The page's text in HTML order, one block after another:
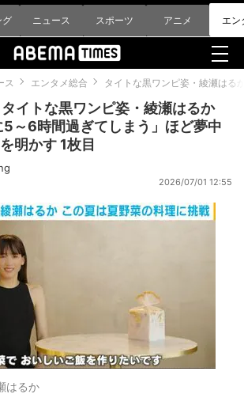
グ ニュース スポーツ アニメ エン
ス エンタメ総合 タイトな黒ワンピ姿・綾瀬はる
タイトな黒ワンピ姿・綾瀬はるか
5～6時間過ぎてしまう」ほど夢中
明かす 1枚目
2026/07/01 12:55
はるか